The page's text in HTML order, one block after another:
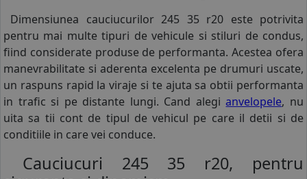
Dimensiunea cauciucurilor 245 35 r20 este potrivita
pentru mai multe tipuri de vehicule si stiluri de condus,
fiind considerate produse de performanta. Acestea ofera
manevrabilitate si aderenta excelenta pe drumuri uscate,
un raspuns rapid la viraje si te ajuta sa obtii performanta
in trafic si pe distante lungi. Cand alegianvelopele, nu
uita sa tii cont de tipul de vehicul pe care il detii si de
conditiile in care vei conduce.
Cauciucuri 245 35 r20, pentru